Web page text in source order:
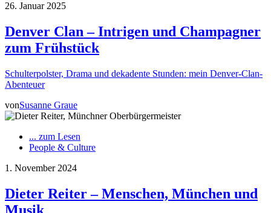
26. Januar 2025
Denver Clan – Intrigen und Champagner
zum Frühstück
Schulterpolster, Drama und dekadente Stunden: mein Denver-Clan-
Abenteuer
vonSusanne Graue
... zum Lesen
People & Culture
1. November 2024
Dieter Reiter – Menschen, München und